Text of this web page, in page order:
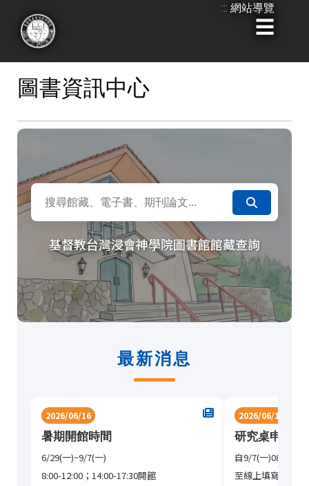
跳到主要內容 ::: 網站導覽
圖書資訊中心
基督教台灣浸會神學院圖書館館藏查詢
最新消息
2026/06/16
暑期開館時間
6/29(一)~9/7(一)
8:00-12:00；14:00-17:30開館
2026/06/16
研究桌申請登
自9/7(一)08:00～
至線上填寫表單。